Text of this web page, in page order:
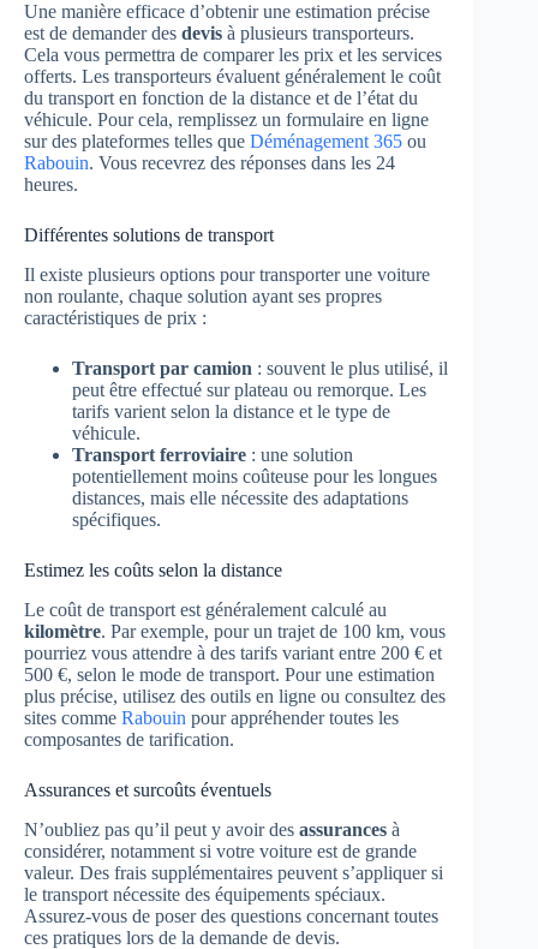
Une manière efficace d’obtenir une estimation précise
est de demander des devis à plusieurs transporteurs.
Cela vous permettra de comparer les prix et les services
offerts. Les transporteurs évaluent généralement le coût
du transport en fonction de la distance et de l’état du
véhicule. Pour cela, remplissez un formulaire en ligne
sur des plateformes telles que Déménagement 365 ou
Rabouin. Vous recevrez des réponses dans les 24
heures.
Différentes solutions de transport
Il existe plusieurs options pour transporter une voiture
non roulante, chaque solution ayant ses propres
caractéristiques de prix :
Transport par camion : souvent le plus utilisé, il
peut être effectué sur plateau ou remorque. Les
tarifs varient selon la distance et le type de
véhicule.
Transport ferroviaire : une solution
potentiellement moins coûteuse pour les longues
distances, mais elle nécessite des adaptations
spécifiques.
Estimez les coûts selon la distance
Le coût de transport est généralement calculé au
kilomètre. Par exemple, pour un trajet de 100 km, vous
pourriez vous attendre à des tarifs variant entre 200 € et
500 €, selon le mode de transport. Pour une estimation
plus précise, utilisez des outils en ligne ou consultez des
sites comme Rabouin pour appréhender toutes les
composantes de tarification.
Assurances et surcoûts éventuels
N’oubliez pas qu’il peut y avoir des assurances à
considérer, notamment si votre voiture est de grande
valeur. Des frais supplémentaires peuvent s’appliquer si
le transport nécessite des équipements spéciaux.
Assurez-vous de poser des questions concernant toutes
ces pratiques lors de la demande de devis.